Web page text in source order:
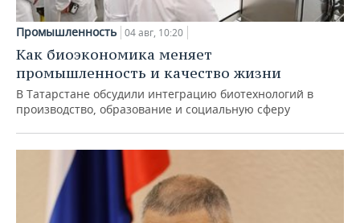
Промышленность 04 авг, 10:20
Как биоэкономика меняет
промышленность и качество жизни
В Татарстане обсудили интеграцию биотехнологий в
производство, образование и социальную сферу